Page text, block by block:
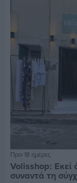
Πριν 18 ημέρες
Volisshop: Εκεί
συναντά τη